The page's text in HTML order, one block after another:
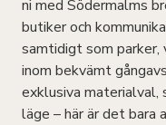
ni med Södermalms
butiker och
samtidigt som parker,
inom bekvämt
exklusiva
läge – här är det bara